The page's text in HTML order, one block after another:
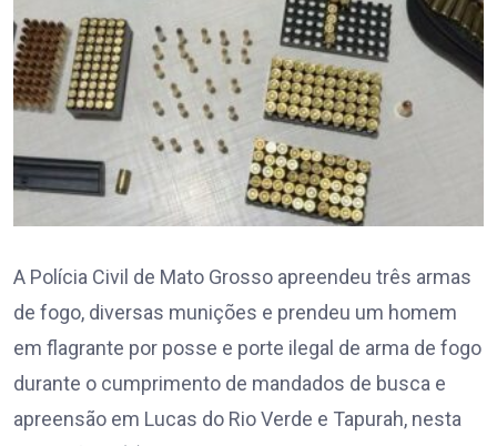
A Polícia Civil de Mato Grosso apreendeu três armas
de fogo, diversas munições e prendeu um homem
em flagrante por posse e porte ilegal de arma de fogo
durante o cumprimento de mandados de busca e
apreensão em Lucas do Rio Verde e Tapurah, nesta